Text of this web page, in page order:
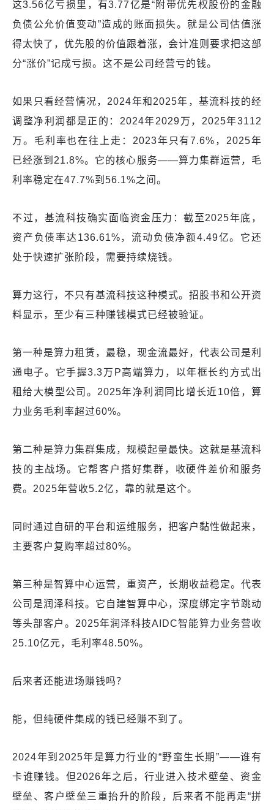
这3.56亿亏损里，有3.77亿是“附带优先权股份的金融
负债公允价值变动”造成的账面损失。就是公司估值涨
得太快了，优先股的价值跟着涨，会计准则要求把这部
分“涨价”记成亏损。这不是公司经营亏的钱。
如果只看经营情况，2024年和2025年，基流科技的经
调整净利润都是正的：2024年2029万，2025年3112
万。毛利率也在往上走：2023年只有7.6%，2025年
已经涨到21.8%。它的核心服务——算力集群运营，毛
利率稳定在47.7%到56.1%之间。
不过，基流科技确实面临资金压力：截至2025年底，
资产负债率达136.61%，流动负债净额4.49亿。它还
处于快速扩张阶段，需要持续烧钱。
算力这行，不只有基流科技这种模式。招股书和公开资
料显示，至少有三种赚钱模式已经被验证。
第一种是算力租赁，最稳，现金流最好，代表公司是利
通电子。它手握3.3万P高端算力，以年框长约方式出
租给大模型公司。2025年净利润同比增长近10倍，算
力业务毛利率超过60%。
第二种是算力集群集成，规模起量最快。这就是基流科
技的主战场。它帮客户搭好集群，收硬件差价和服务
费。2025年营收5.2亿，靠的就是这个。
同时通过自研的平台和运维服务，把客户黏性做起来，
主要客户复购率超过80%。
第三种是智算中心运营，重资产，长期收益稳定。代表
公司是润泽科技。它自建智算中心，深度绑定字节跳动
等头部客户。2025年润泽科技AIDC智能算力业务营收
25.10亿元，毛利率48.50%。
后来者还能进场赚钱吗？
能，但纯硬件集成的钱已经赚不到了。
2024年到2025年是算力行业的“野蛮生长期”——谁有
卡谁赚钱。但2026年之后，行业进入技术壁垒、资金
壁垒、客户壁垒三重抬升的阶段，后来者不能再走“拼